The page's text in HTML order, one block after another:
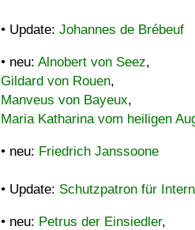
• Update: Johannes de Brébeuf
• neu: Alnobert von Seez,
Gildard von Rouen,
Manveus von Bayeux,
Maria Katharina vom heiligen
• neu: Friedrich Janssoone
• Update: Schutzpatron für
• neu: Petrus der Einsiedler,